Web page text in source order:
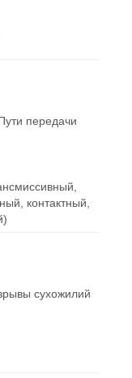
передачи
контактный,
сухожилий